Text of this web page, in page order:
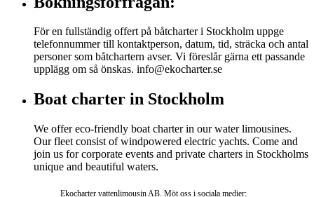
För en fullständig offert på båtcharter i Stockholm uppge
telefonnummer till kontaktperson, datum, tid, sträcka och antal
personer som båtchartern avser. Vi föreslår gärna ett passande
upplägg om så önskas. info@ekocharter.se
Boat charter in Stockholm
We offer eco-friendly boat charter in our water limousines.
Our fleet consist of windpowered electric yachts. Come and
join us for corporate events and private charters in Stockholms
unique and beautiful waters.
Ekocharter vattenlimousin AB. Möt oss i sociala medier: